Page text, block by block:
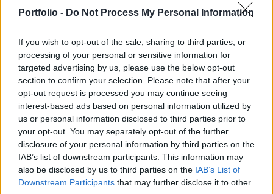
Portfolio - Do Not Process My Personal Information
If you wish to opt-out of the sale, sharing to third parties, or
processing of your personal or sensitive information for
targeted advertising by us, please use the below opt-out
section to confirm your selection. Please note that after your
opt-out request is processed you may continue seeing
interest-based ads based on personal information utilized by
us or personal information disclosed to third parties prior to
your opt-out. You may separately opt-out of the further
disclosure of your personal information by third parties on the
IAB’s list of downstream participants. This information may
also be disclosed by us to third parties on the IAB’s List of
Downstream Participants that may further disclose it to other
frekvencia használatára kiírt rádiós pályázatot,
így a médiaszolgáltató szeptember 1-je után is
folytathatja működését - közölte az NMHH.
A Médiatanács még január 26-án hirdetett pályázatot a
Budapest 88,1 MHz-es rádiós frekvencia használatára,
ugyanis az InfoRádió Kft. jogosultsága tizenkét év után
lejár. A Médiatanács az egyedüli pályázó InfoRádió Kft.-t
hirdette nyertesnek, amelynek a határozat kézvételétől
számított 45 napja van a hatósági szerződés megkötésére.
Kapcsolódó cikkünk 2024....
KEDVES OLVASÓNK!